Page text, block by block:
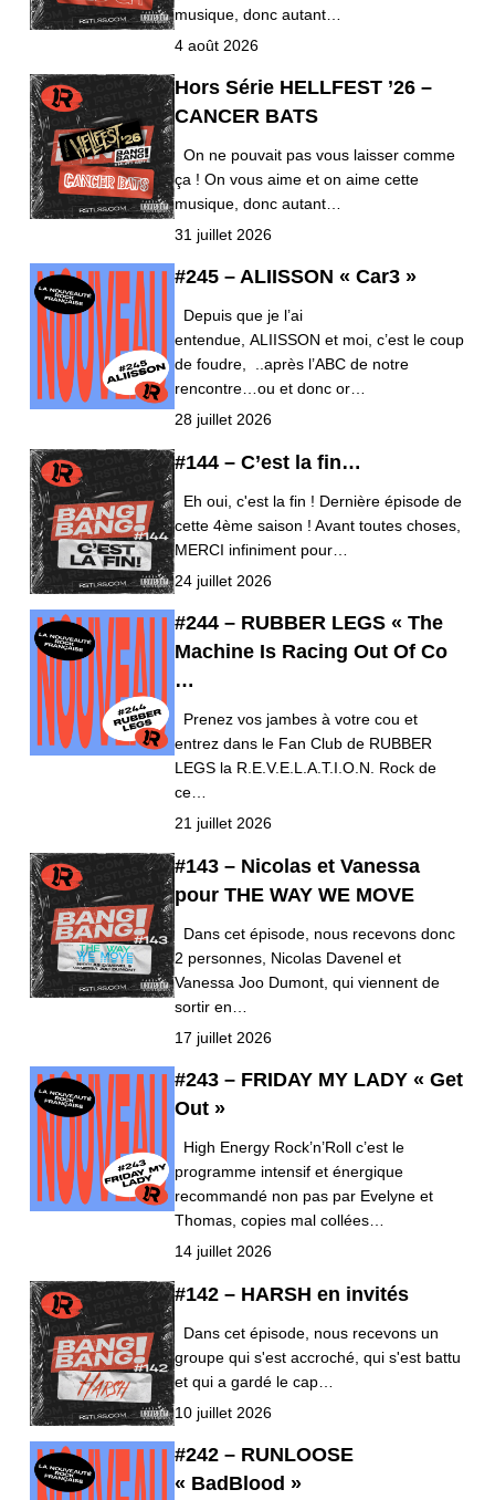
musique, donc autant…
4 août 2026
Hors Série HELLFEST ’26 –
CANCER BATS
On ne pouvait pas vous laisser comme
ça ! On vous aime et on aime cette
musique, donc autant…
31 juillet 2026
#245 – ALIISSON « Car3 »
Depuis que je l’ai
entendue, ALIISSON et moi, c’est le coup
de foudre, ..après l’ABC de notre
rencontre…ou et donc or…
28 juillet 2026
#144 – C’est la fin…
Eh oui, c'est la fin ! Dernière épisode de
cette 4ème saison ! Avant toutes choses,
MERCI infiniment pour…
24 juillet 2026
#244 – RUBBER LEGS « The
Machine Is Racing Out Of Co
…
Prenez vos jambes à votre cou et
entrez dans le Fan Club de RUBBER
LEGS la R.E.V.E.L.A.T.I.O.N. Rock de
ce…
21 juillet 2026
#143 – Nicolas et Vanessa
pour THE WAY WE MOVE
Dans cet épisode, nous recevons donc
2 personnes, Nicolas Davenel et
Vanessa Joo Dumont, qui viennent de
sortir en…
17 juillet 2026
#243 – FRIDAY MY LADY « Get
Out »
High Energy Rock’n’Roll c’est le
programme intensif et énergique
recommandé non pas par Evelyne et
Thomas, copies mal collées…
14 juillet 2026
#142 – HARSH en invités
Dans cet épisode, nous recevons un
groupe qui s'est accroché, qui s'est battu
et qui a gardé le cap…
10 juillet 2026
#242 – RUNLOOSE
« BadBlood »